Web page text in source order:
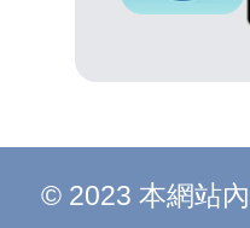
© 2023 本網站